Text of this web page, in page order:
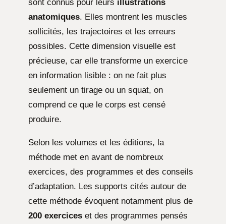
sont connus pour leurs illustrations
anatomiques. Elles montrent les muscles
sollicités, les trajectoires et les erreurs
possibles. Cette dimension visuelle est
précieuse, car elle transforme un exercice
en information lisible : on ne fait plus
seulement un tirage ou un squat, on
comprend ce que le corps est censé
produire.
Selon les volumes et les éditions, la
méthode met en avant de nombreux
exercices, des programmes et des conseils
d’adaptation. Les supports cités autour de
cette méthode évoquent notamment plus de
200 exercices et des programmes pensés